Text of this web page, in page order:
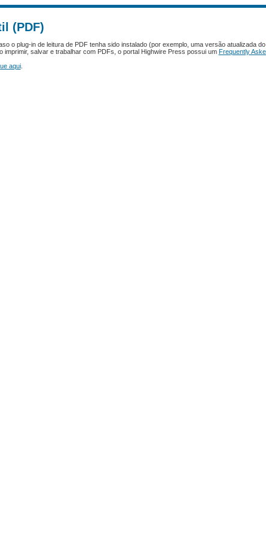
(PDF)
o plug-in de leitura de PDF tenha sido instalado (por exemplo, uma versão atualizada do
salvar e trabalhar com PDFs, o portal Highwire Press possui um Frequently
aqui.